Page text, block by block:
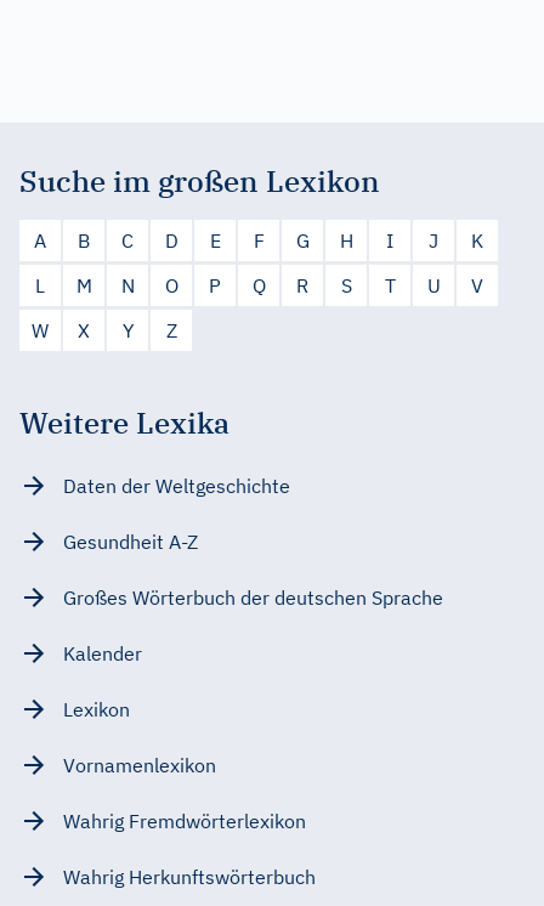
Suche im großen Lexikon
A B C D E F G H I J
K
L
M N O P Q R S T U
V
W
X Y Z
Weitere Lexika
Daten der Weltgeschichte
Gesundheit A-Z
Großes Wörterbuch der deutschen Sprache
Kalender
Lexikon
Vornamenlexikon
Wahrig Fremdwörterlexikon
Wahrig Herkunftswörterbuch